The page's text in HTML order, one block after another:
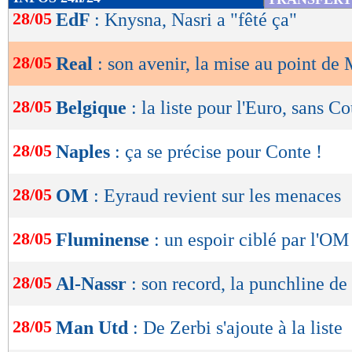
de
OK
28/05 EdF : Knysna, Nasri a "fêté ça"
28/05 Real : son avenir, la mise au point de
28/05 Belgique : la liste pour l'Euro, sans
28/05 Naples : ça se précise pour Conte !
28/05 OM : Eyraud revient sur les menaces
28/05 Fluminense : un espoir ciblé par
28/05 Al-Nassr : son record, la punchline
28/05 Man Utd : De Zerbi s'ajoute à la liste